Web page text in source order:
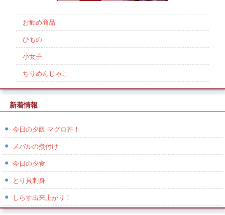
お勧め商品
ひもの
小女子
ちりめんじゃこ
新着情報
今日の夕飯 マグロ丼！
メバルの煮付け
今日の夕食
とり貝刺身
しらす出来上がり！